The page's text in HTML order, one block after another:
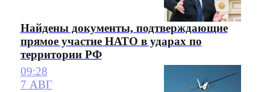
Найдены документы, подтверждающие
прямое участие НАТО в ударах по
территории РФ
09:28
7 АВГ